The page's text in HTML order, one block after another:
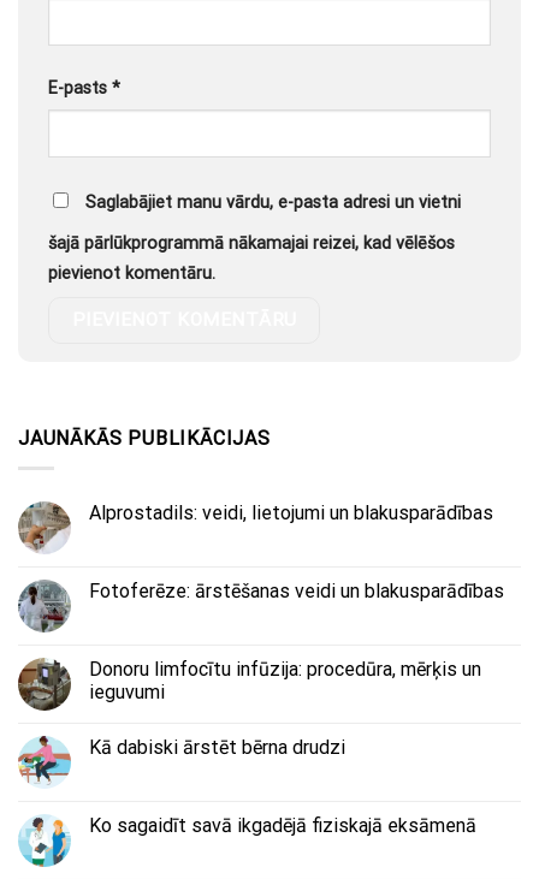
E-pasts *
Saglabājiet manu vārdu, e-pasta adresi un vietni
šajā pārlūkprogrammā nākamajai reizei, kad vēlēšos
pievienot komentāru.
JAUNĀKĀS PUBLIKĀCIJAS
Alprostadils: veidi, lietojumi un blakusparādības
Fotoferēze: ārstēšanas veidi un blakusparādības
Donoru limfocītu infūzija: procedūra, mērķis un
ieguvumi
Kā dabiski ārstēt bērna drudzi
Ko sagaidīt savā ikgadējā fiziskajā eksāmenā